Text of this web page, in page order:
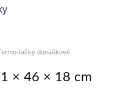
tašky donáškové
× 46 × 18 cm